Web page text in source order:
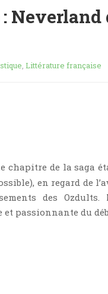
Neverland
, Littérature française
chapitre de la saga
en regard de
des Ozdults.
et passionnante du